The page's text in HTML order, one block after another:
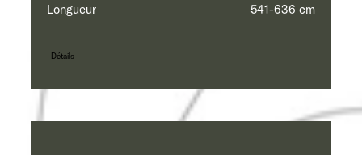
Longueur
541-636 cm
Détails